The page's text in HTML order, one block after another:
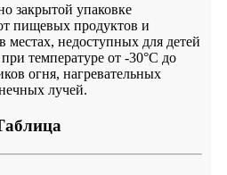
закрытой упаковке
пищевых продуктов и
местах, недоступных для детей
температуре от -30°С до
огня, нагревательных
лучей.